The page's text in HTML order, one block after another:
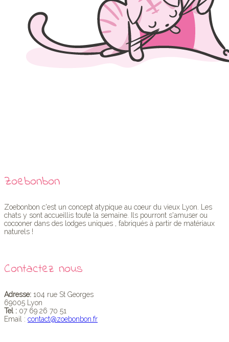
Zoebonbon
Zoebonbon c'est un concept atypique au coeur du vieux Lyon. Les
chats y sont accueillis toute la semaine. Ils pourront s'amuser ou
cocooner dans des lodges uniques , fabriqués à partir de matériaux
naturels !
Contactez nous
Adresse: 104 rue St Georges
69005 Lyon
Tel : 07 69 26 70 51
Email : contact@zoebonbon.fr